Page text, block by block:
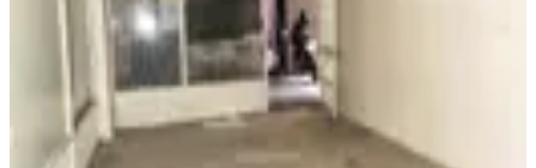
1 Oda
41 m²·Düz Giriş (Zemin)
1.800.000 ₺
Mavi Anahtar Gayrimenkul Kasım Uzunyayla